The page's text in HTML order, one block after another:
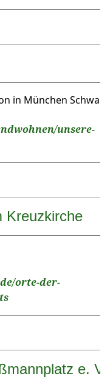
in München
unsere-
Kreuzkirche
orte-der-
e. V.